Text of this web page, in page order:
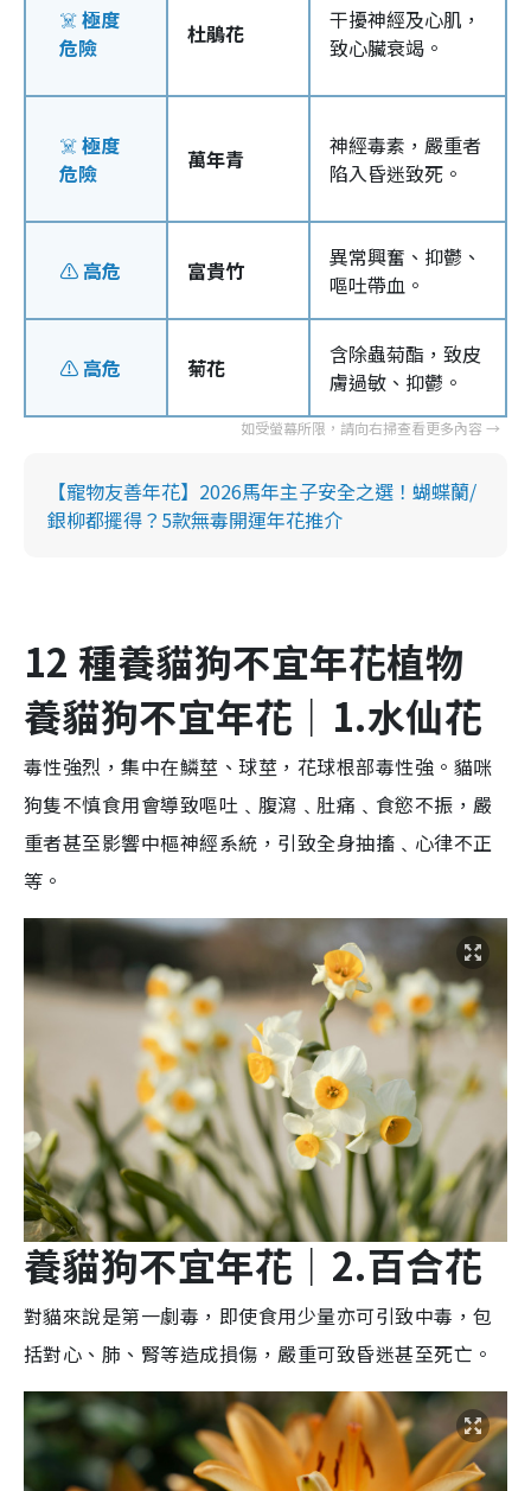
☠️極度
危險
杜鵑花
干擾神經及心肌，
致心臟衰竭。
☠️極度
危險
萬年青
神經毒素，嚴重者
陷入昏迷致死。
⚠️高危 富貴竹
異常興奮、抑鬱、
嘔吐帶血。
⚠️高危 菊花
含除蟲菊酯，致皮
膚過敏、抑鬱。
【寵物友善年花】2026馬年主子安全之選！蝴蝶蘭/
銀柳都擺得？5款無毒開運年花推介
12 種養貓狗不宜年花植物
養貓狗不宜年花｜1.水仙花
毒性強烈，集中在鱗莖、球莖，花球根部毒性強。貓咪
狗隻不慎食用會導致嘔吐﹑腹瀉﹑肚痛﹑食慾不振，嚴
重者甚至影響中樞神經系統，引致全身抽搐﹑心律不正
等。
養貓狗不宜年花 ｜2.百合花
對貓來說是第一劇毒，即使食用少量亦可引致中毒，包
括對心、肺、腎等造成損傷，嚴重可致昏迷甚至死亡。